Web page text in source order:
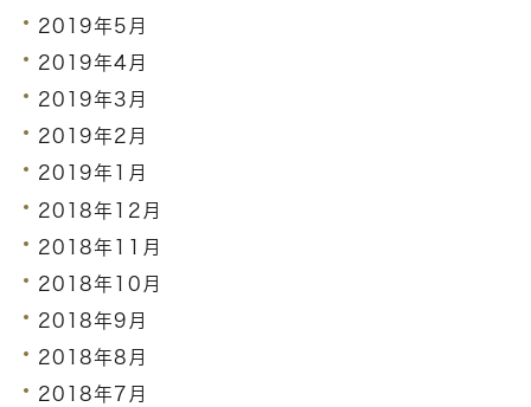
2019年5月
2019年4月
2019年3月
2019年2月
2019年1月
2018年12月
2018年11月
2018年10月
2018年9月
2018年8月
2018年7月